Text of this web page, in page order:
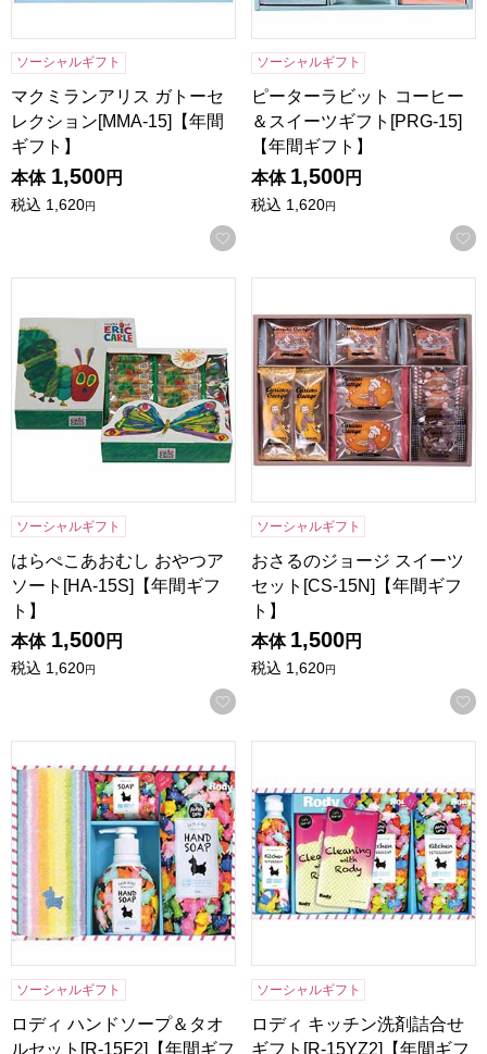
ソーシャルギフト
マクミランアリス ガトーセ
レクション[MMA-15]【年間
ギフト】
本体 1,500円
税込 1,620円
お気に入りに登録する
ソーシャルギフト
ピーターラビット コーヒー
＆スイーツギフト[PRG-15]
【年間ギフト】
本体 1,500円
税込 1,620円
ソーシャルギフト
はらぺこあおむし おやつア
ソート[HA-15S]【年間ギフ
ト】
本体 1,500円
税込 1,620円
お気に入りに登録する
ソーシャルギフト
おさるのジョージ スイーツ
セット[CS-15N]【年間ギフ
ト】
本体 1,500円
税込 1,620円
ソーシャルギフト
ロディ ハンドソープ＆タオ
ルセット[R-15F2]【年間ギフ
ソーシャルギフト
ロディ キッチン洗剤詰合せ
ギフト[R-15YZ2]【年間ギフ